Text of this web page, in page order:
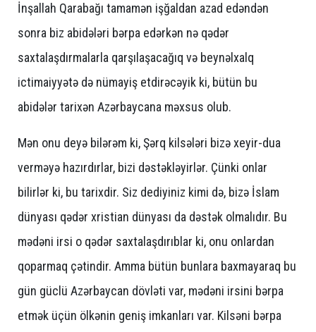
İnşallah Qarabağı tamamən işğaldan azad edəndən
sonra biz abidələri bərpa edərkən nə qədər
saxtalaşdırmalarla qarşılaşacağıq və beynəlxalq
ictimaiyyətə də nümayiş etdirəcəyik ki, bütün bu
abidələr tarixən Azərbaycana məxsus olub.
Mən onu deyə bilərəm ki, Şərq kilsələri bizə xeyir-dua
verməyə hazırdırlar, bizi dəstəkləyirlər. Çünki onlar
bilirlər ki, bu tarixdir. Siz dediyiniz kimi də, bizə İslam
dünyası qədər xristian dünyası da dəstək olmalıdır. Bu
mədəni irsi o qədər saxtalaşdırıblar ki, onu onlardan
qoparmaq çətindir. Amma bütün bunlara baxmayaraq bu
gün güclü Azərbaycan dövləti var, mədəni irsini bərpa
etmək üçün ölkənin geniş imkanları var. Kilsəni bərpa